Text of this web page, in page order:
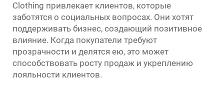
Clothing привлекает клиентов, которые
заботятся о социальных вопросах. Они хотят
поддерживать бизнес, создающий позитивное
влияние. Когда покупатели требуют
прозрачности и делятся ею, это может
способствовать росту продаж и укреплению
лояльности клиентов.